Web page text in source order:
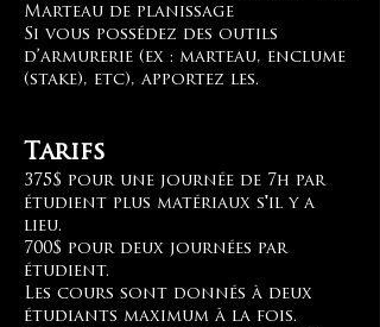
Marteau de planissage
Si vous possédez des outils
d’armurerie (ex : marteau, enclume
(stake), etc), apportez les.
Tarifs
375$ pour une journée de 7h par
étudient plus matériaux s'il y a
lieu.
700$ pour deux journées par
étudient.
Les cours sont donnés à deux
étudiants maximum à la fois.